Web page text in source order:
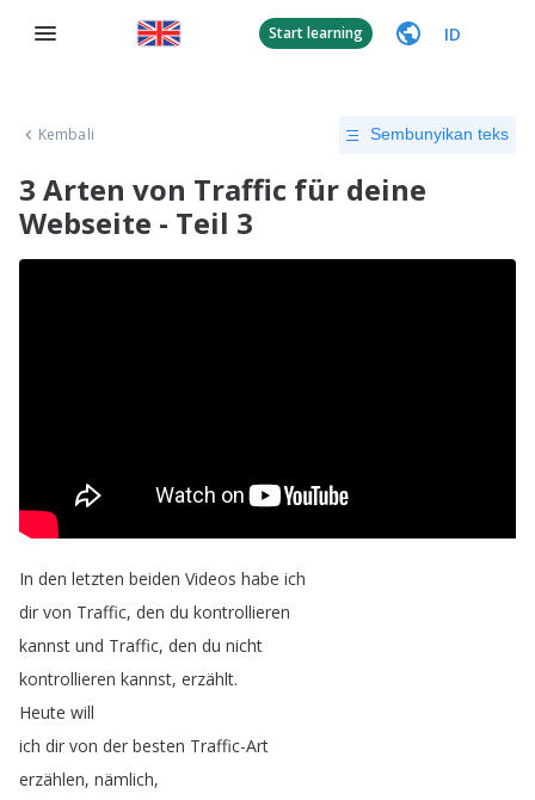
Start learning ID
Kembali Sembunyikan teks
3 Arten von Traffic für deine
Webseite - Teil 3
In den letzten beiden Videos habe ich
dir von Traffic, den du kontrollieren
kannst und Traffic, den du nicht
kontrollieren kannst, erzählt.
Heute will
ich dir von der besten Traffic-Art
erzählen, nämlich,